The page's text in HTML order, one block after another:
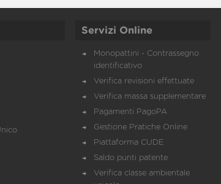
Servizi Online
Monopattini - Contrassegno
identificativo
Verifica revisioni effettuate
Verifica massa supplementare
Pagamenti PagoPA
Gestione Pratiche Online
Piattaforma CUDE
Saldo punti patente
Verifica classe ambientale